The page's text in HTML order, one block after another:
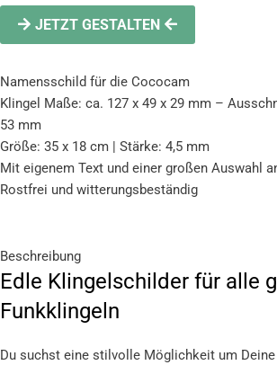
JETZT GESTALTEN
Namensschild für die Cococam
Klingel Maße: ca. 127 x 49 x 29 mm –
53 mm
Größe: 35 x 18 cm | Stärke: 4,5 mm
Mit eigenem Text und einer großen Auswahl
Rostfrei und witterungsbeständig
Beschreibung
Edle Klingelschilder für alle
Funkklingeln
Du suchst eine stilvolle Möglichkeit um